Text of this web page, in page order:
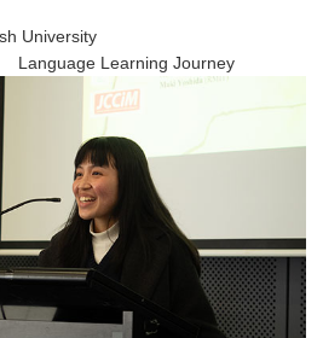
University
Language Learning Journey